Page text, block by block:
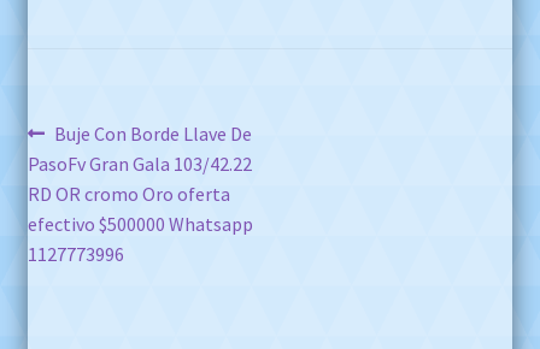
Navegación
de
entradas
Anterior:
Buje Con Borde Llave De
PasoFv Gran Gala 103/42.22
RD OR cromo Oro oferta
efectivo $500000 Whatsapp
1127773996